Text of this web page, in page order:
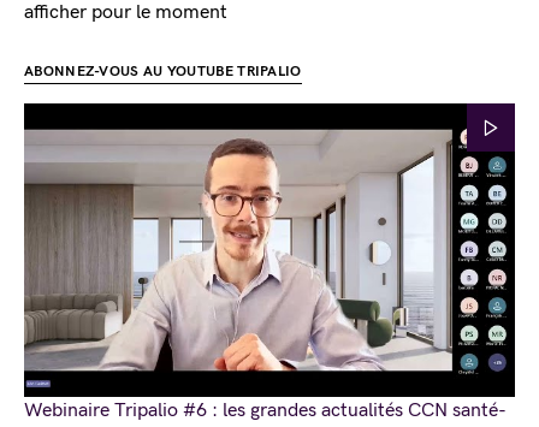
afficher pour le moment
ABONNEZ-VOUS AU YOUTUBE TRIPALIO
Webinaire Tripalio #6 : les grandes actualités CCN santé-